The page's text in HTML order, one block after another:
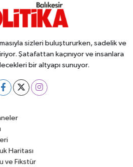
sizleri buluştururken, sadelik ve
Şatafattan kaçınıyor ve insanlara
bir altyapı sunuyor.
Haritası
ve Fikstür